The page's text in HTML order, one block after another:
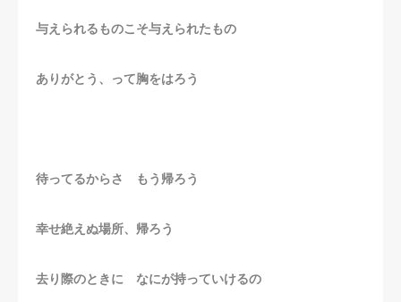
与えられるものこそ与えられたもの
ありがとう、って胸をはろう
待ってるからさ もう帰ろう
幸せ絶えぬ場所、帰ろう
去り際のときに なにが持っていけるの